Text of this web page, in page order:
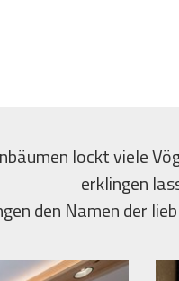
lockt viele
erklingen
den Namen der